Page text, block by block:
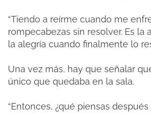
“Tiendo a reírme cuando me
rompecabezas sin resolver. Es la
la alegría cuando finalmente lo
Una vez más, hay que señalar
único que quedaba en la sala.
“Entonces, ¿qué piensas